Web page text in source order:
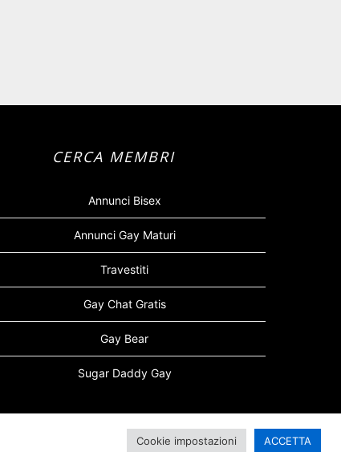
CERCA MEMBRI
Annunci Bisex
Annunci Gay Maturi
Travestiti
Gay Chat Gratis
Gay Bear
Sugar Daddy Gay
Cookie impostazioni ACCETTA